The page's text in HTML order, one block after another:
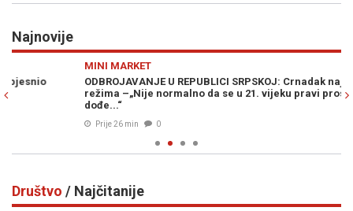
Najnovije
ODBROJAVANJE U REPUBLICI SRPSKOJ: Crnadak najavljuje pad
režima –„Nije normalno da se u 21. vijeku pravi proslava kad
0
Društvo / Najčitanije